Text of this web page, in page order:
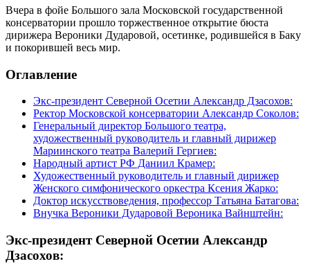
Вчера в фойе Большого зала Московской государственной
консерватории прошло торжественное открытие бюста
дирижера Вероники Дударовой, осетинке, родившейся в Баку
и покорившей весь мир.
Оглавление
Экс-президент Северной Осетии Александр Дзасохов:
Ректор Московской консерватории Александр Соколов:
Генеральный директор Большого театра,
художественный руководитель и главный дирижер
Мариинского театра Валерий Гергиев:
Народный артист РФ Даниил Крамер:
Художественный руководитель и главный дирижер
Женского симфонического оркестра Ксения Жарко:
Доктор искусствоведения, профессор Татьяна Батагова:
Внучка Вероники Дударовой Вероника Вайнштейн:
Экс-президент Северной Осетии Александр
Дзасохов: